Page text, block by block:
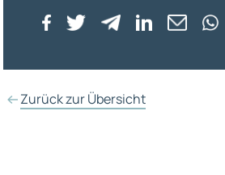
Zurück zur Übersicht